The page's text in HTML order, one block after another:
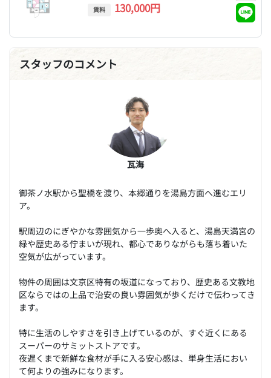
賃料 130,000円
スタッフのコメント
瓦海
御茶ノ水駅から聖橋を渡り、本郷通りを湯島方面へ進むエリ
ア。
駅周辺のにぎやかな雰囲気から一歩奥へ入ると、湯島天満宮の
緑や歴史ある佇まいが現れ、都心でありながらも落ち着いた
空気が広がっています。
物件の周囲は文京区特有の坂道になっており、歴史ある文教地
区ならではの上品で治安の良い雰囲気が歩くだけで伝わってき
ます。
特に生活のしやすさを引き上げているのが、すぐ近くにある
スーパーのサミットストアです。
夜遅くまで新鮮な食材が手に入る安心感は、単身生活におい
て何よりの強みになります。